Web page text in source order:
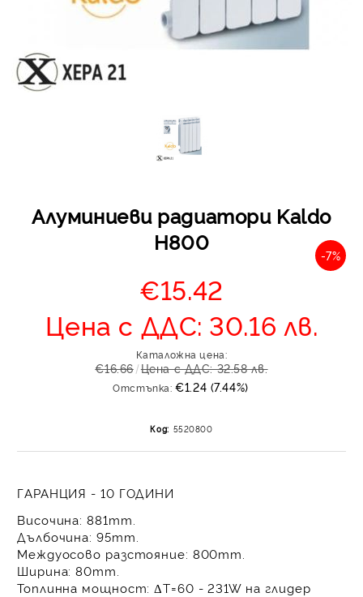
Алуминиеви радиатори Kaldo
H800
-7%
€15.42
Цена с ДДС: 30.16 лв.
Каталожна цена:
€16.66 Цена с ДДС: 32.58 лв.
Отстъпка: €1.24 (7.44%)
Код: 5520800
ГАРАНЦИЯ - 10 ГОДИНИ
Височина: 881mm.
Дълбочина: 95mm.
Междуосово разстояние: 800mm.
Ширина: 80mm.
Топлинна мощност: ΔT=60 - 231W на глидер
оскъпяване. За
до 400 лв. / €204,52
Плащане на 4 вноски.
от стойността на
момента с карта.
се разделя на 3 равни
без оскъпяване. За
стойност до 1000
Плащане на 6
на поръчката се
/ €1022.61